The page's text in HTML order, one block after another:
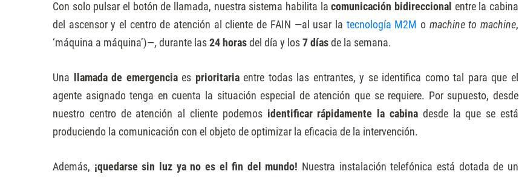
Con solo pulsar el botón de llamada, nuestra sistema habilita lacomunicación bidireccional entre la cabina
del ascensor y el centro de atención al cliente de FAIN —al usar la tecnología M2M o machine to machine,
‘máquina a máquina’)—, durante las24 horasdel día y los7 díasde la semana.
Una llamada de emergenciaes prioritariaentre todas las entrantes, y se identifica como tal para que el
agente asignado tenga en cuenta la situación especial de atención que se requiere. Por supuesto, desde
nuestro centro de atención al cliente podemos identificar rápidamente la cabina desde la que se está
produciendo la comunicación con el objeto de optimizar la eficacia de la intervención.
Además, ¡quedarse sin luz ya no es el fin del mundo! Nuestra instalación telefónica está dotada de un